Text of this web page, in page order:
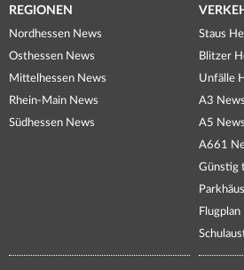
REGIONEN
Nordhessen News
Osthessen News
Mittelhessen News
Rhein-Main News
Südhessen News
Staus
Blitzer
Unfälle
A3 News
A5 News
A661
Günstig